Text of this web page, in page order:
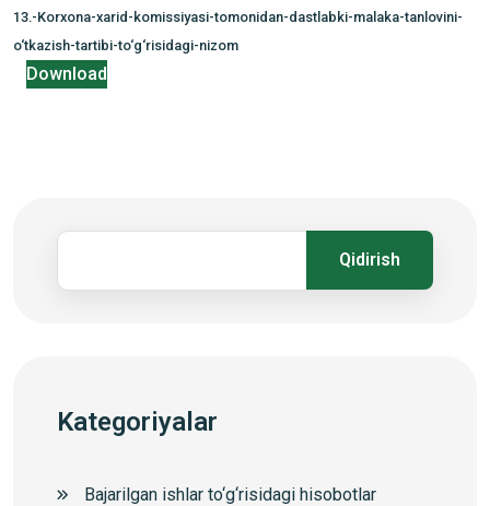
13.-Korxona-xarid-komissiyasi-tomonidan-dastlabki-malaka-tanlovini-
o‘tkazish-tartibi-to‘g‘risidagi-nizom
Download
Qidirish
Kategoriyalar
Bajarilgan ishlar to‘g‘risidagi hisobotlar